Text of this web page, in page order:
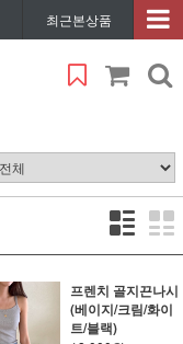
최근본상품
프렌치 골지끈나시
(베이지/크림/화이
트/블랙)